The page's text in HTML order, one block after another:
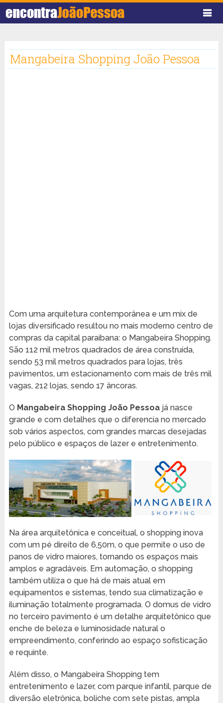
Mangabeira Shopping João Pessoa
Com uma arquitetura contemporânea e um mix de
lojas diversificado resultou no mais moderno centro de
compras da capital paraibana: o Mangabeira Shopping.
São 112 mil metros quadrados de área construída,
sendo 53 mil metros quadrados para lojas, três
pavimentos, um estacionamento com mais de três mil
vagas, 212 lojas, sendo 17 âncoras.
O Mangabeira Shopping João Pessoajá nasce
grande e com detalhes que o diferencia no mercado
sob vários aspectos, com grandes marcas desejadas
pelo público e espaços de lazer e entretenimento.
Na área arquitetônica e conceitual, o shopping inova
com um pé direito de 6,50m, o que permite o uso de
panos de vidro maiores, tornando os espaços mais
amplos e agradáveis. Em automação, o shopping
também utiliza o que há de mais atual em
equipamentos e sistemas, tendo sua climatização e
iluminação totalmente programada. O domus de vidro
no terceiro pavimento é um detalhe arquitetônico que
enche de beleza e luminosidade natural o
empreendimento, conferindo ao espaço sofisticação
e requinte.
Além disso, o Mangabeira Shopping tem
entretenimento e lazer, com parque infantil, parque de
diversão eletrônica, boliche com sete pistas, ampla